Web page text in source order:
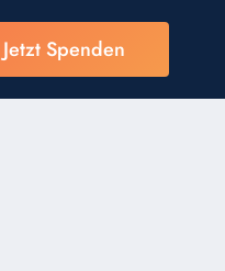
Jetzt Spenden